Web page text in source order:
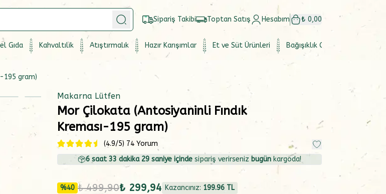
Sipariş Takibi Toptan Satış Hesabım ₺ 0,00
Gıda Kahvaltılık Atıştırmalık Hazır Karışımlar Et ve Süt Ürünleri Bağışıklık Güçlendirici
195 gram)
Makarna Lütfen
Mor Çilokata (Antosiyaninli Fındık
Kreması-195 gram)
(4.9/5) 74 Yorum
6 saat 33 dakika 28 saniye içinde sipariş verirseniz bugün kargoda!
%40 ₺ 499,90₺ 299,94 Kazancınız: 199.96 TL